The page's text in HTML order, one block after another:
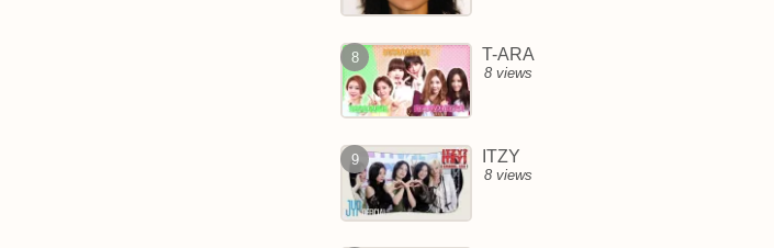
T-ARA
8 views
ITZY
8 views